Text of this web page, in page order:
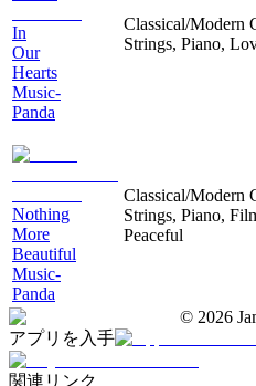
In
Our
Hearts
Music-
Panda
Classical/Modern
Strings, Piano,
Nothing
More
Beautiful
Music-
Panda
Classical/Modern
Strings, Piano,
Peaceful
© 2026
アプリを入手
関連リンク